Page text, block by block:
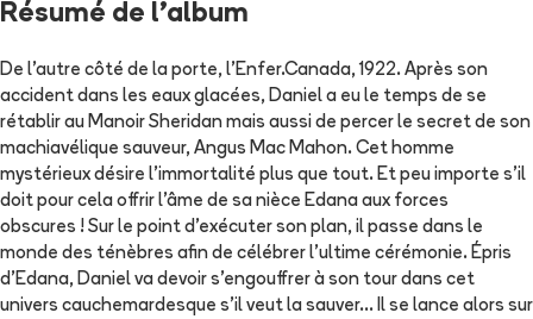
Résumé de l'album
De l’autre côté de la porte, l’Enfer.Canada, 1922. Après son
accident dans les eaux glacées, Daniel a eu le temps de se
rétablir au Manoir Sheridan mais aussi de percer le secret de son
machiavélique sauveur, Angus Mac Mahon. Cet homme
mystérieux désire l’immortalité plus que tout. Et peu importe s’il
doit pour cela offrir l’âme de sa nièce Edana aux forces
obscures ! Sur le point d’exécuter son plan, il passe dans le
monde des ténèbres afin de célébrer l’ultime cérémonie. Épris
d’Edana, Daniel va devoir s’engouffrer à son tour dans cet
univers cauchemardesque s’il veut la sauver… Il se lance alors sur